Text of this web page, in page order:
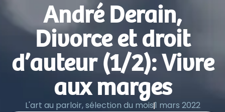
André Derain,
Divorce et droit
d’auteur (1/2): Vivre
aux marges
L'art au parloir,sélection du mois1 mars 2022